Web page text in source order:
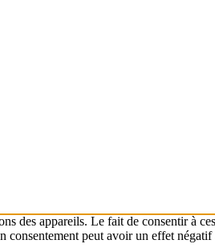
des appareils. Le fait de consentir à
peut avoir un effet négatif